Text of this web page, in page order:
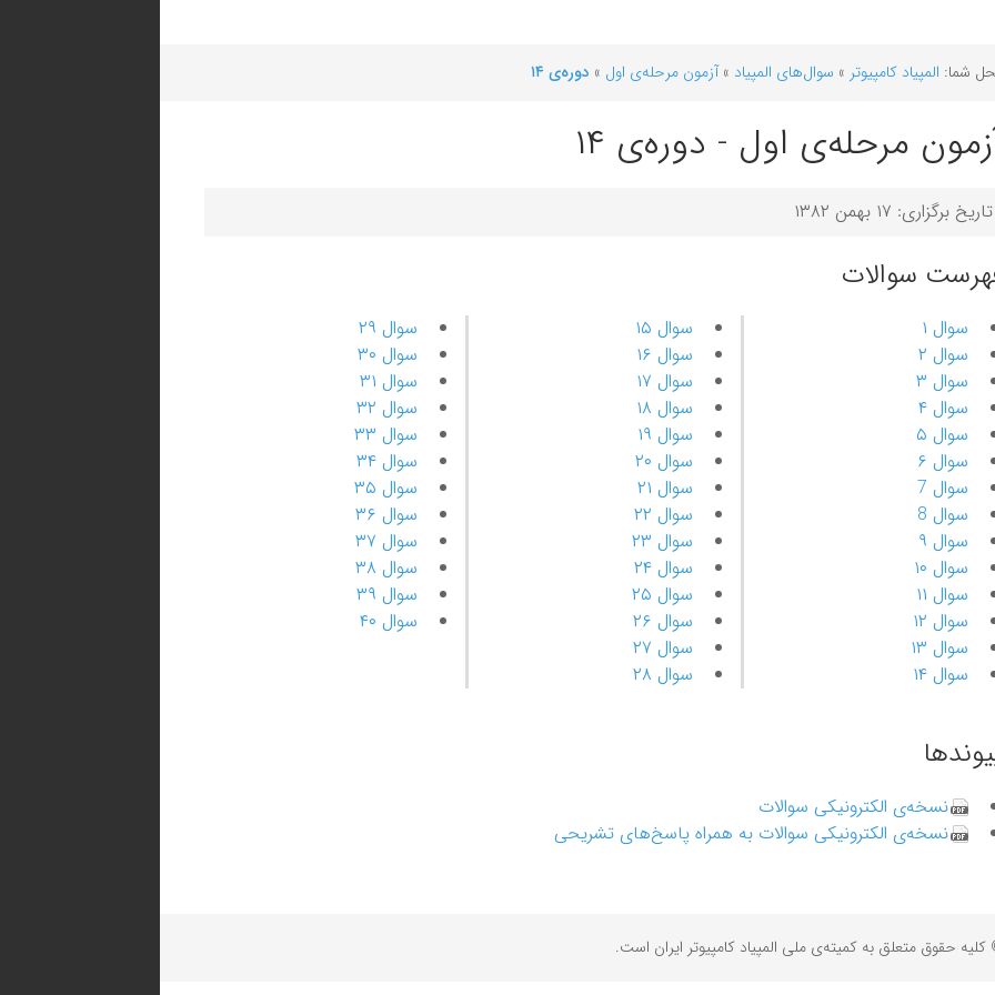
شما: المپیاد کامپیوتر » سوال‌های المپیاد »آزمون مرحله‌ی اول » دوره‌ی ۱۴
مرحله‌ی اول - دوره‌ی ۱۴
تاریخ برگزاری: ۱۷ بهمن ۱۳۸۲
سوالات
سوال ۱
سوال ۲
سوال ۳
سوال ۴
سوال ۵
سوال ۶
سوال 7
سوال 8
سوال ۹
سوال ۱۰
سوال ۱۱
سوال ۱۲
سوال ۱۳
سوال ۱۴
سوال ۱۵
سوال ۱۶
سوال ۱۷
سوال ۱۸
سوال ۱۹
سوال ۲۰
سوال ۲۱
سوال ۲۲
سوال ۲۳
سوال ۲۴
سوال ۲۵
سوال ۲۶
سوال ۲۷
سوال ۲۸
سوال ۲۹
سوال ۳۰
سوال ۳۱
سوال ۳۲
سوال ۳۳
سوال ۳۴
سوال ۳۵
سوال ۳۶
سوال ۳۷
سوال ۳۸
سوال ۳۹
سوال ۴۰
نسخه‌ی الکترونیکی سوالات
نسخه‌ی الکترونیکی سوالات به همراه پاسخ‌های تشریحی
حقوق متعلق به کمیته‌ی ملی المپیاد کامپیوتر ایران است.